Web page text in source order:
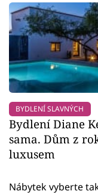
BYDLENÍ SLAVNÝCH
Bydlení Diane
sama. Dům z
luxusem
Nábytek vyberte